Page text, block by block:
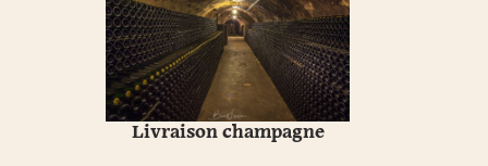
Livraison champagne